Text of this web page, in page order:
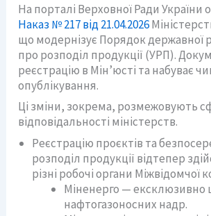
На порталі Верховної Ради України
Наказ № 217 від 21.04.2026
що модернізує Порядок державної
про розподіл продукції (УРП).
реєстрацію в Мін’юсті та набуває
опублікування.
Ці зміни, зокрема, розмежовують
відповідальності міністерств.
Реєстрацію проєктів та
розподіл продукції відтепер
різні робочі органи Міжвідомчої
Міненерго — ексклюзивно
нафтогазоносних надр.